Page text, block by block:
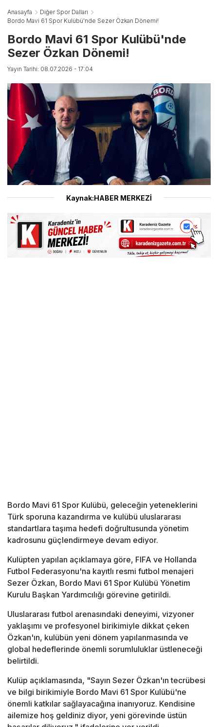
Anasayfa
Diğer Spor Dalları
Bordo Mavi 61 Spor Kulübü'nde Sezer Özkan Dönemi!
Bordo Mavi 61 Spor Kulübü'nde
Sezer Özkan Dönemi!
Yayın Tarihi: 08.07.2026 - 17:04
Kaynak:HABER MERKEZİ
Bordo Mavi 61 Spor Kulübü, geleceğin yeteneklerini
Türk sporuna kazandırma ve kulübü uluslararası
standartlara taşıma hedefi doğrultusunda yönetim
kadrosunu güçlendirmeye devam ediyor.
Kulüpten yapılan açıklamaya göre, FIFA ve Hollanda
Futbol Federasyonu'na kayıtlı resmi futbol menajeri
Sezer Özkan, Bordo Mavi 61 Spor Kulübü Yönetim
Kurulu Başkan Yardımcılığı görevine getirildi.
Uluslararası futbol arenasındaki deneyimi, vizyoner
yaklaşımı ve profesyonel birikimiyle dikkat çeken
Özkan'ın, kulübün yeni dönem yapılanmasında ve
global hedeflerinde önemli sorumluluklar üstleneceği
belirtildi.
Kulüp açıklamasında, "Sayın Sezer Özkan'ın tecrübesi
ve bilgi birikimiyle Bordo Mavi 61 Spor Kulübü'ne
önemli katkılar sağlayacağına inanıyoruz. Kendisine
ailemize hoş geldiniz diyor, yeni görevinde üstün